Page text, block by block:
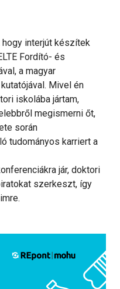
interjút készítek
Fordító- és
a magyar
Mivel én
iskolába jártam,
megismerni őt,
során
tudományos karriert a
jár, doktori
szerkeszt, így